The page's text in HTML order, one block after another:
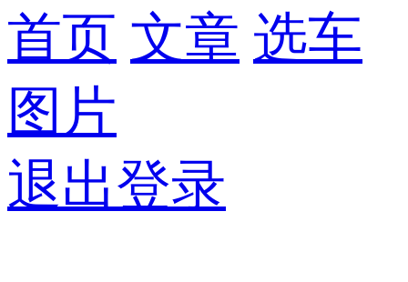
首页 文章 选车
图片
退出登录